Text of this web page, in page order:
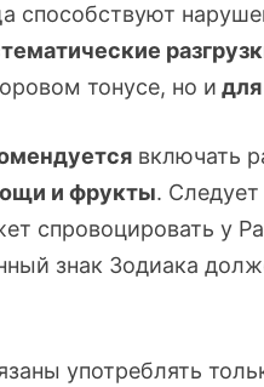
способствуют
тонусе, но и
включать
и фрукты. Следует
спровоцировать у
знак Зодиака
употреблять